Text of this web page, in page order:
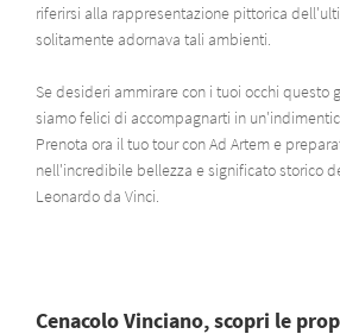
riferirsi alla rappresentazione pittorica
solitamente adornava tali ambienti.
Se desideri ammirare con i tuoi occhi questo
siamo felici di accompagnarti in
Prenota ora il tuo tour con Ad Artem e
nell'incredibile bellezza e significato storico
Leonardo da Vinci.
Cenacolo Vinciano, scopri le